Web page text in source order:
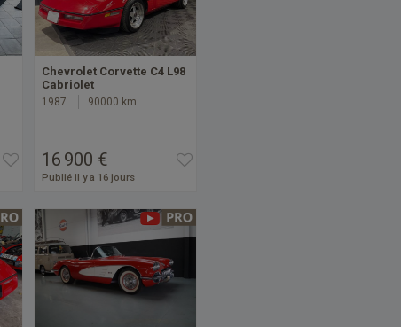
Chevrolet Corvette C4 L98
Cabriolet
1987 90000 km
16 900 €
Publié il y a 16 jours